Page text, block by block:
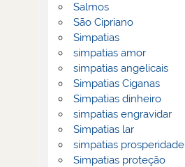
Salmos
São Cipriano
Simpatias
simpatias amor
simpatias angelicais
Simpatias Ciganas
Simpatias dinheiro
simpatias engravidar
Simpatias lar
simpatias prosperidade
Simpatias proteção